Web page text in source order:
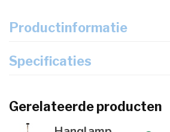
Productinformatie
Specificaties
Gerelateerde producten